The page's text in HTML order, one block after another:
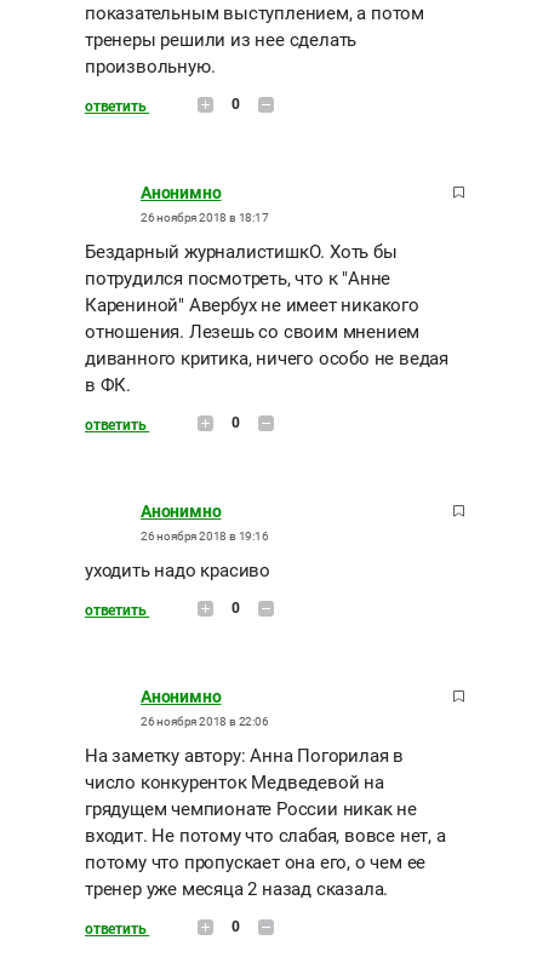
показательным выступлением, а потом
тренеры решили из нее сделать
произвольную.
ответить 0
Анонимно
26 ноября 2018 в 18:17
Бездарный журналистишкО. Хоть бы
потрудился посмотреть, что к "Анне
Карениной" Авербух не имеет никакого
отношения. Лезешь со своим мнением
диванного критика, ничего особо не ведая
в ФК.
ответить 0
Анонимно
26 ноября 2018 в 19:16
уходить надо красиво
ответить 0
Анонимно
26 ноября 2018 в 22:06
На заметку автору: Анна Погорилая в
число конкуренток Медведевой на
грядущем чемпионате России никак не
входит. Не потому что слабая, вовсе нет, а
потому что пропускает она его, о чем ее
тренер уже месяца 2 назад сказала.
ответить 0